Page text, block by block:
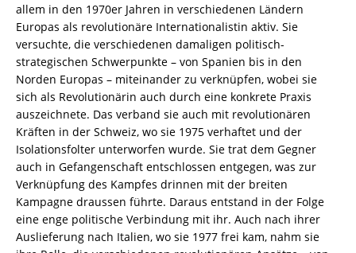
allem in den 1970er Jahren in verschiedenen Ländern
Europas als revolutionäre Internationalistin aktiv. Sie
versuchte, die verschiedenen damaligen politisch-
strategischen Schwerpunkte – von Spanien bis in den
Norden Europas – miteinander zu verknüpfen, wobei sie
sich als Revolutionärin auch durch eine konkrete Praxis
auszeichnete. Das verband sie auch mit revolutionären
Kräften in der Schweiz, wo sie 1975 verhaftet und der
Isolationsfolter unterworfen wurde. Sie trat dem Gegner
auch in Gefangenschaft entschlossen entgegen, was zur
Verknüpfung des Kampfes drinnen mit der breiten
Kampagne draussen führte. Daraus entstand in der Folge
eine enge politische Verbindung mit ihr. Auch nach ihrer
Auslieferung nach Italien, wo sie 1977 frei kam, nahm sie